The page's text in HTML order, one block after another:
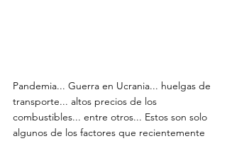
Pandemia... Guerra en Ucrania... huelgas de
transporte... altos precios de los
combustibles... entre otros... Estos son solo
algunos de los factores que recientemente